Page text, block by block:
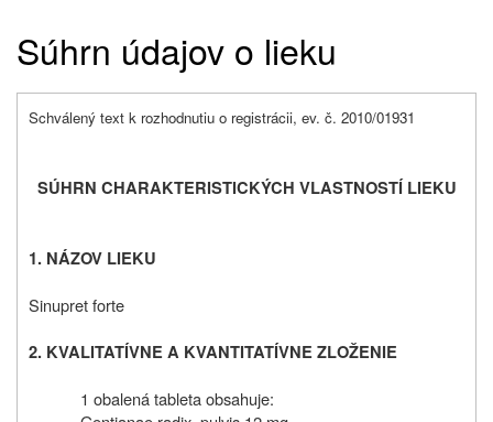
Súhrn údajov o lieku
Schválený text k rozhodnutiu o registrácii, ev. č. 2010/01931
SÚHRN CHARAKTERISTICKÝCH VLASTNOSTÍ LIEKU
1. NÁZOV LIEKU
Sinupret forte
2. KVALITATÍVNE A KVANTITATÍVNE ZLOŽENIE
1 obalená tableta obsahuje: